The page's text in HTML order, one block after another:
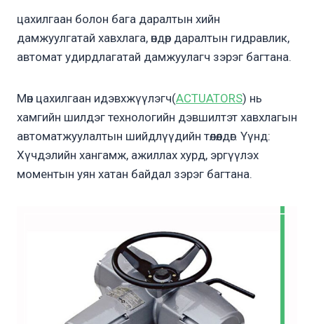
цахилгаан болон бага даралтын хийн
дамжуулгатай хавхлага, өндөр даралтын гидравлик,
автомат удирдлагатай дамжуулагч зэрэг багтана.
Мөн цахилгаан идэвхжүүлэгч(ACTUATORS) нь
хамгийн шилдэг технологийн дэвшилтэт хавхлагын
автоматжуулалтын шийдлүүдийн төлөөлдөг. Үүнд:
Хүчдэлийн хангамж, ажиллах хурд, эргүүлэх
моментын уян хатан байдал зэрэг багтана.